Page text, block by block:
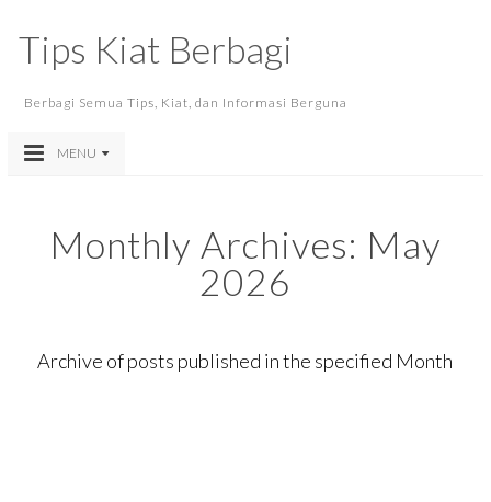
Tips Kiat Berbagi
Berbagi Semua Tips, Kiat, dan Informasi Berguna
MENU
Monthly Archives: May
2026
Archive of posts published in the specified Month